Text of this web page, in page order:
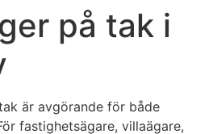
på tak i
är avgörande för både
fastighetsägare, villaägare,